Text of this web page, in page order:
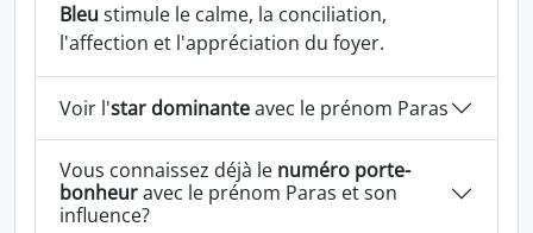
Bleu stimule le calme, la conciliation,
l'affection et l'appréciation du foyer.
Voir l'star dominanteavec le prénom Paras
Vous connaissez déjà le numéro porte-
bonheuravec le prénom Paras et son
influence?